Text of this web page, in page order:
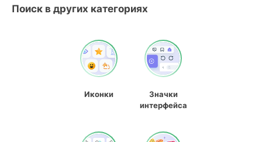
Поиск в других категориях
Иконки
Значки
интерфейса